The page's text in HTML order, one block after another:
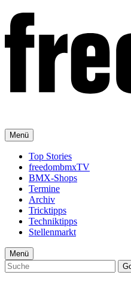
Menü
Top Stories
freedombmxTV
BMX-Shops
Termine
Archiv
Tricktipps
Techniktipps
Stellenmarkt
Menü